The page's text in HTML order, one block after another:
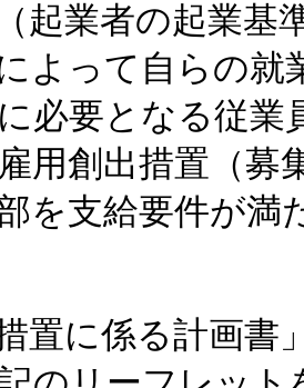
起業者の起業基
よって自らの就
必要となる従業
用創出措置（募
を支給要件が満
措置に係る計画